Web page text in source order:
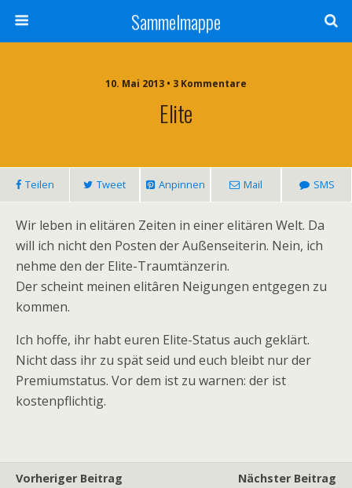
Sammelmappe
10. Mai 2013 • 3 Kommentare
Elite
Teilen Tweet Anpinnen Mail SMS
Wir leben in elitären Zeiten in einer elitären Welt. Da
will ich nicht den Posten der Außenseiterin. Nein, ich
nehme den der Elite-Traumtänzerin.
Der scheint meinen elitâren Neigungen entgegen zu
kommen.
Ich hoffe, ihr habt euren Elite-Status auch geklärt.
Nicht dass ihr zu spät seid und euch bleibt nur der
Premiumstatus. Vor dem ist zu warnen: der ist
kostenpflichtig.
Vorheriger Beitrag
Nächster Beitrag